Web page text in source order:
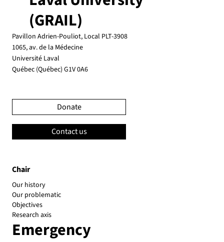
Emergency
Chair
Our history
Our problematic
Objectives
Research axis
(GRAIL)
Pavillon Adrien-Pouliot, Local PLT-3908
1065, av. de la Médecine
Université Laval
Québec (Québec) G1V 0A6
Donate
Contact us